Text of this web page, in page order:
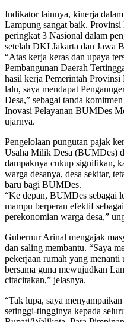
Indikator lainnya, kinerja
Lampung sangat baik.
peringkat 3 Nasional dalam
setelah DKI Jakarta dan Jawa
“Atas kerja keras dan upaya
Pembangunan Daerah
hasil kerja Pemerintah
lalu, saya mendapat
Desa,” sebagai tanda
Inovasi Pelayanan BUMDes
ujarnya.
Pengelolaan pungutan pajak
Usaha Milik Desa (BUMDes)
dampaknya cukup signifikan,
warga desanya, desa sekitar,
baru bagi BUMDes.
“Ke depan, BUMDes sebagai
mampu berperan efektif
perekonomian warga desa,”
Gubernur Arinal mengajak
dan saling membantu. “Saya
pekerjaan rumah yang
bersama guna mewujudkan
citacitakan,” jelasnya.
“Tak lupa, saya
setinggi-tingginya kepada